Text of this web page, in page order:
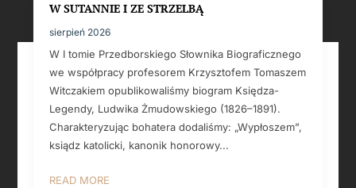
W SUTANNIE I ZE STRZELBĄ
sierpień 2026
W I tomie Przedborskiego Słownika Biograficznego
we współpracy profesorem Krzysztofem Tomaszem
Witczakiem opublikowaliśmy biogram Księdza-
Legendy, Ludwika Żmudowskiego (1826–1891).
Charakteryzując bohatera dodaliśmy: „Wypłoszem”,
ksiądz katolicki, kanonik honorowy...
READ MORE